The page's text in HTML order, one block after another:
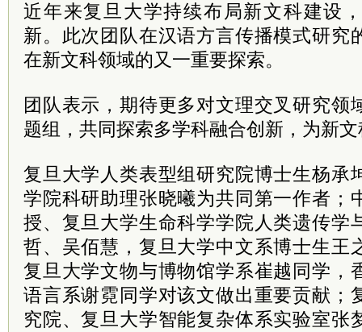
近年来复旦大学持续布局新文科建设
新。此次团队在汉语方言传播模式研究
在新文科领域的又一重要探索。
团队表示，期待更多对文理交叉研究领
题组，共同探索多学科融合创新，为新
复旦大学人类表型组研究院博士生杨承
学院科研助理张晓曦为共同第一作者；
授、复旦大学生命科学学院人类遗传学
哲、吴佰慧，复旦大学中文系博士生王
复旦大学文物与博物馆学系崔越同学，
语言系谢霓同学对该文做出重要贡献；
究院、复旦大学智能复杂体系实验室张